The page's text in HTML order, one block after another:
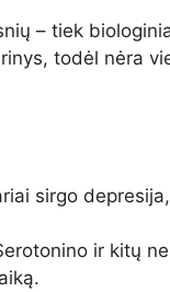
– tiek
todėl nėra
sirgo
ir kitų